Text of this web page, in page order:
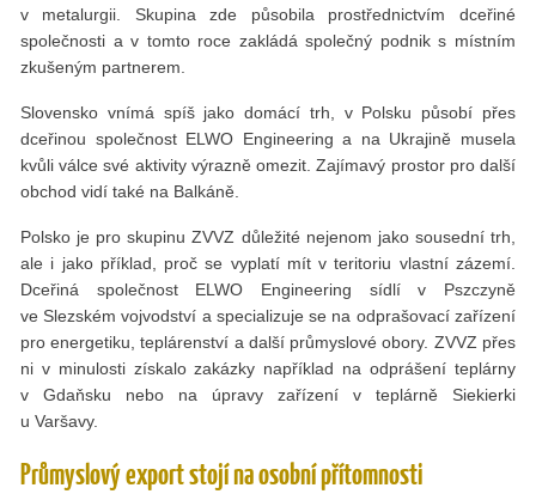
v metalurgii. Skupina zde působila prostřednictvím dceřiné
společnosti a v tomto roce zakládá společný podnik s místním
zkušeným partnerem.
Slovensko vnímá spíš jako domácí trh, v Polsku působí přes
dceřinou společnost ELWO Engineering a na Ukrajině musela
kvůli válce své aktivity výrazně omezit. Zajímavý prostor pro další
obchod vidí také na Balkáně.
Polsko je pro skupinu ZVVZ důležité nejenom jako sousední trh,
ale i jako příklad, proč se vyplatí mít v teritoriu vlastní zázemí.
Dceřiná společnost ELWO Engineering sídlí v Pszczyně
ve Slezském vojvodství a specializuje se na odprašovací zařízení
pro energetiku, teplárenství a další průmyslové obory. ZVVZ přes
ni v minulosti získalo zakázky například na odprášení teplárny
v Gdaňsku nebo na úpravy zařízení v teplárně Siekierki
u Varšavy.
Průmyslový export stojí na osobní přítomnosti